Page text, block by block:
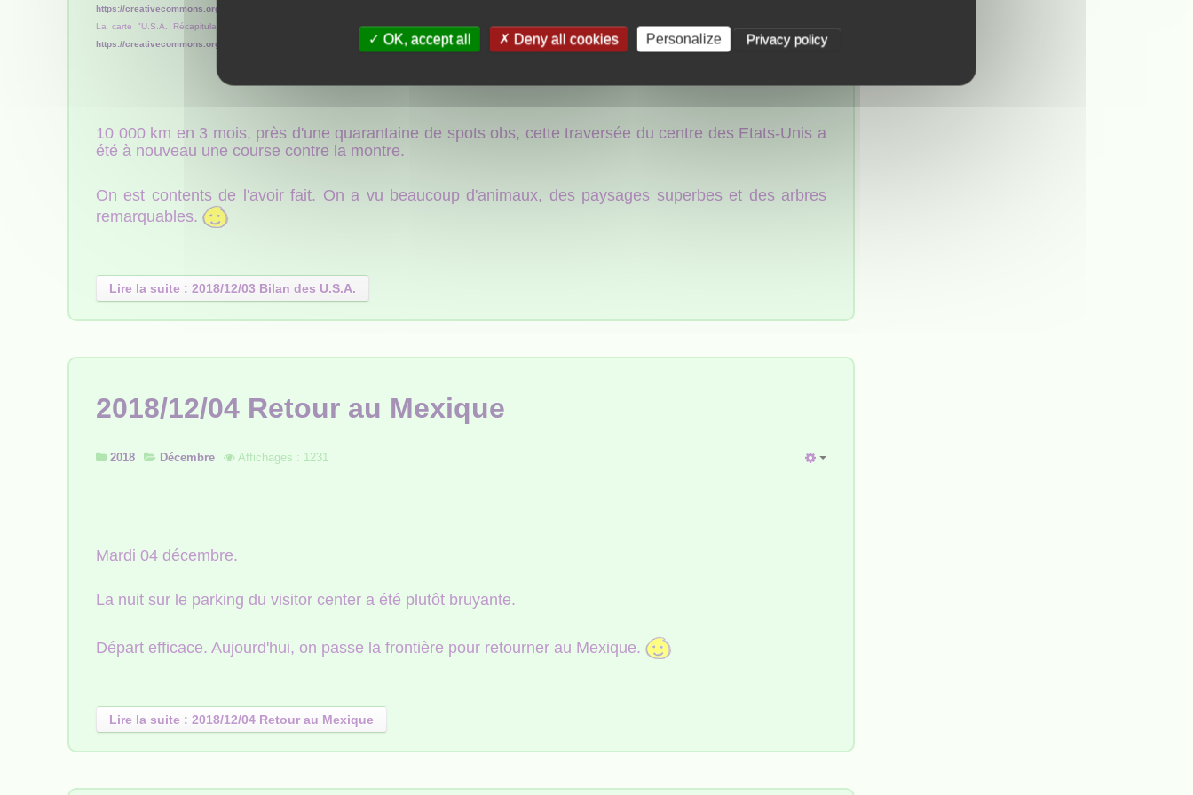
https://creativecommons.org/licenses/by-sa/4.0/deed.fr
La carte "U.S.A. Récapitulatif centre" est sous
license Creative Commons Attribution-ShareAlike 4.0 International License(version française de cette license ici :
https://creativecommons.org/licenses/by-sa/4.0/deed.fr
10 000 km en 3 mois, près d'une quarantaine de spots obs, cette traversée du centre des Etats-Unis a
été à nouveau une course contre la montre.
On est contents de l'avoir fait. On a vu beaucoup d'animaux, des paysages superbes et des arbres
remarquables.
Lire la suite : 2018/12/03 Bilan des U.S.A.
2018/12/04 Retour au Mexique
2018 Décembre Affichages : 1231
Mardi 04 décembre.
La nuit sur le parking du visitor center a été plutôt bruyante.
Départ efficace. Aujourd'hui, on passe la frontière pour retourner au Mexique.
Lire la suite : 2018/12/04 Retour au Mexique
OK, accept all Deny all cookies Personalize Privacy policy